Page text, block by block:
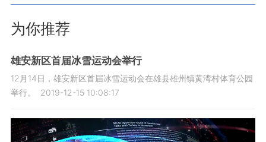
为你推荐
雄安新区首届冰雪运动会举行
12月14日，雄安新区首届冰雪运动会在雄县雄州镇黄湾村体育公园
举行。
2019-12-15 10:08:17